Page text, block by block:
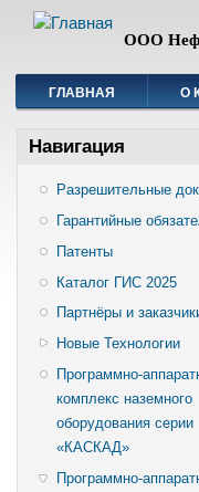
ООО
ГЛАВНАЯ О
Навигация
Разрешительные
Гарантийные
Патенты
Каталог ГИС 2025
Партнёры и
Новые Технологии
Программно-
комплекс наземного
оборудования серии
«КАСКАД»
Программно-